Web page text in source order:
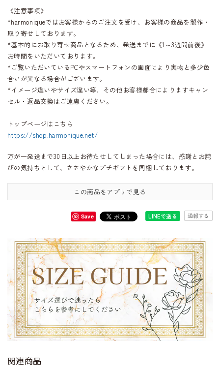
《注意事項》
*harmoniqueではお客様からのご注文を受け、お客様の商品を製作・
取り寄せしております。
*基本的にお取り寄せ商品となるため、発送までに《1～3週間前後》
お時間をいただいております。
*ご覧いただいているPCやスマートフォンの画面により実物と多少色
合いが異なる場合がございます。
*イメージ違いやサイズ違い等、その他お客様都合によりますキャン
セル・返品交換はご遠慮ください。
トップページはこちら
https://shop.harmonique.net/
万が一発送まで30日以上お待たせしてしまった場合には、感謝とお詫
びの気持ちとして、ささやかなプチギフトを同梱しております。
この商品をアプリで見る
Save LINEで送る 通報する
関連商品